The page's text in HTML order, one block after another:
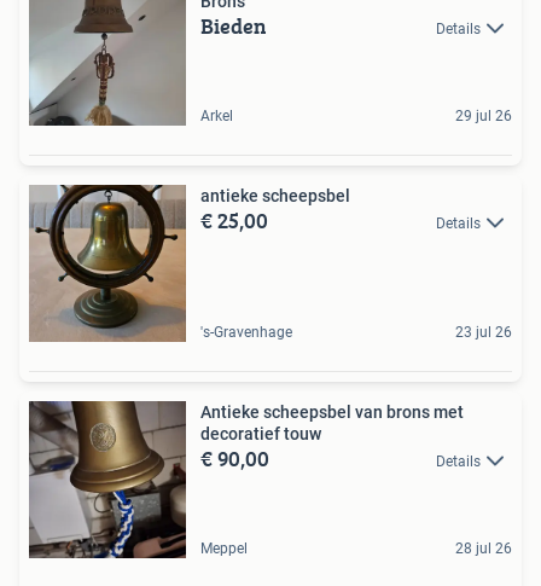
Bieden Details
Arkel 29 jul 26
antieke scheepsbel
€ 25,00 Details
's-Gravenhage 23 jul 26
Antieke scheepsbel van brons met
decoratief touw
€ 90,00 Details
Meppel 28 jul 26